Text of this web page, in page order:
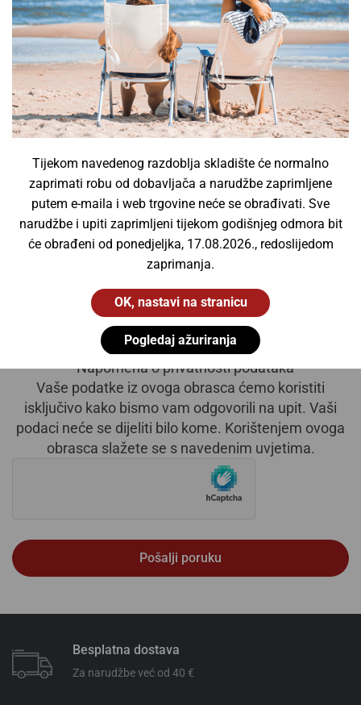
Tijekom navedenog razdoblja skladište će normalno
zaprimati robu od dobavljača a narudžbe zaprimljene
putem e-maila i web trgovine neće se obrađivati. Sve
narudžbe i upiti zaprimljeni tijekom godišnjeg odmora bit
će obrađeni od ponedjeljka, 17.08.2026., redoslijedom
zaprimanja.
OK, nastavi na stranicu
Pogledaj ažuriranja
Trebate konzultacije?
Kontaktirate nas putem obrasca ispod. Na svaki upit ćemo
odgovoriti u najskorijem mogućem roku!
* Napomena o privatnosti podataka
Vaše podatke iz ovoga obrasca ćemo koristiti
isključivo kako bismo vam odgovorili na upit. Vaši
podaci neće se dijeliti bilo kome. Korištenjem ovoga
obrasca slažete se s navedenim uvjetima.
Besplatna dostava
Za narudžbe već od 40 €